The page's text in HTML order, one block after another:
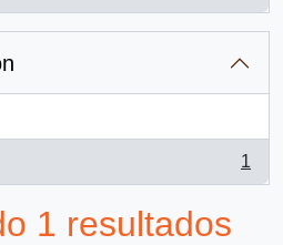
1
1 resultados